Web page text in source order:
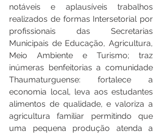
notáveis e aplausíveis trabalhos
realizados de formas Intersetorial por
profissionais das Secretarias
Municipais de Educação, Agricultura,
Meio Ambiente e Turismo; traz
inúmeras benfeitorias a comunidade
Thaumaturguense: fortalece a
economia local, leva aos estudantes
alimentos de qualidade, e valoriza a
agricultura familiar permitindo que
uma pequena produção atenda a